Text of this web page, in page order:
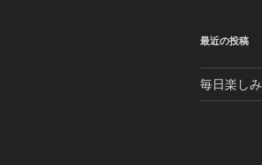
最近の投稿
毎日楽しみ